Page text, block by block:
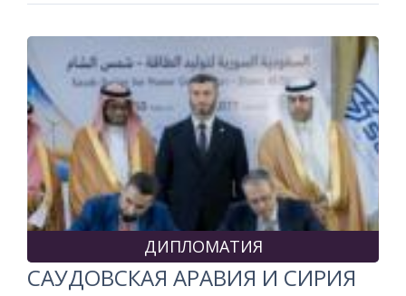
ДИПЛОМАТИЯ
САУДОВСКАЯ АРАВИЯ И СИРИЯ